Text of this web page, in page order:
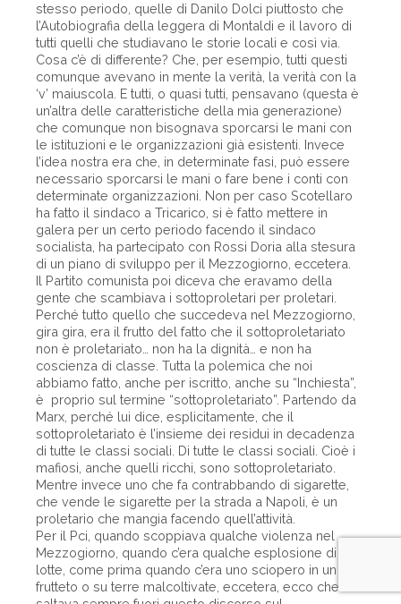
stesso periodo, quelle di Danilo Dolci piuttosto che
l’Autobiografia della leggera di Montaldi e il lavoro di
tutti quelli che studiavano le storie locali e così via.
Cosa c’è di differente? Che, per esempio, tutti questi
comunque avevano in mente la verità, la verità con la
‘v’ maiuscola. E tutti, o quasi tutti, pensavano (questa è
un’altra delle caratteristiche della mia generazione)
che comunque non bisognava sporcarsi le mani con
le istituzioni e le organizzazioni già esistenti. Invece
l’idea nostra era che, in determinate fasi, può essere
necessario sporcarsi le mani o fare bene i conti con
determinate organizzazioni. Non per caso Scotellaro
ha fatto il sindaco a Tricarico, si è fatto mettere in
galera per un certo periodo facendo il sindaco
socialista, ha partecipato con Rossi Doria alla stesura
di un piano di sviluppo per il Mezzogiorno, eccetera.
Il Partito comunista poi diceva che eravamo della
gente che scambiava i sottoproletari per proletari.
Perché tutto quello che succedeva nel Mezzogiorno,
gira gira, era il frutto del fatto che il sottoproletariato
non è proletariato… non ha la dignità… e non ha
coscienza di classe. Tutta la polemica che noi
abbiamo fatto, anche per iscritto, anche su “Inchiesta”,
è proprio sul termine “sottoproletariato”. Partendo da
Marx, perché lui dice, esplicitamente, che il
sottoproletariato è l’insieme dei residui in decadenza
di tutte le classi sociali. Di tutte le classi sociali. Cioè i
mafiosi, anche quelli ricchi, sono sottoproletariato.
Mentre invece uno che fa contrabbando di sigarette,
che vende le sigarette per la strada a Napoli, è un
proletario che mangia facendo quell’attività.
Per il Pci, quando scoppiava qualche violenza nel
Mezzogiorno, quando c’era qualche esplosione di
lotte, come prima quando c’era uno sciopero in un
frutteto o su terre malcoltivate, eccetera, ecco che